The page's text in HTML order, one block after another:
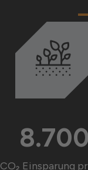
CO₂ Einsparung